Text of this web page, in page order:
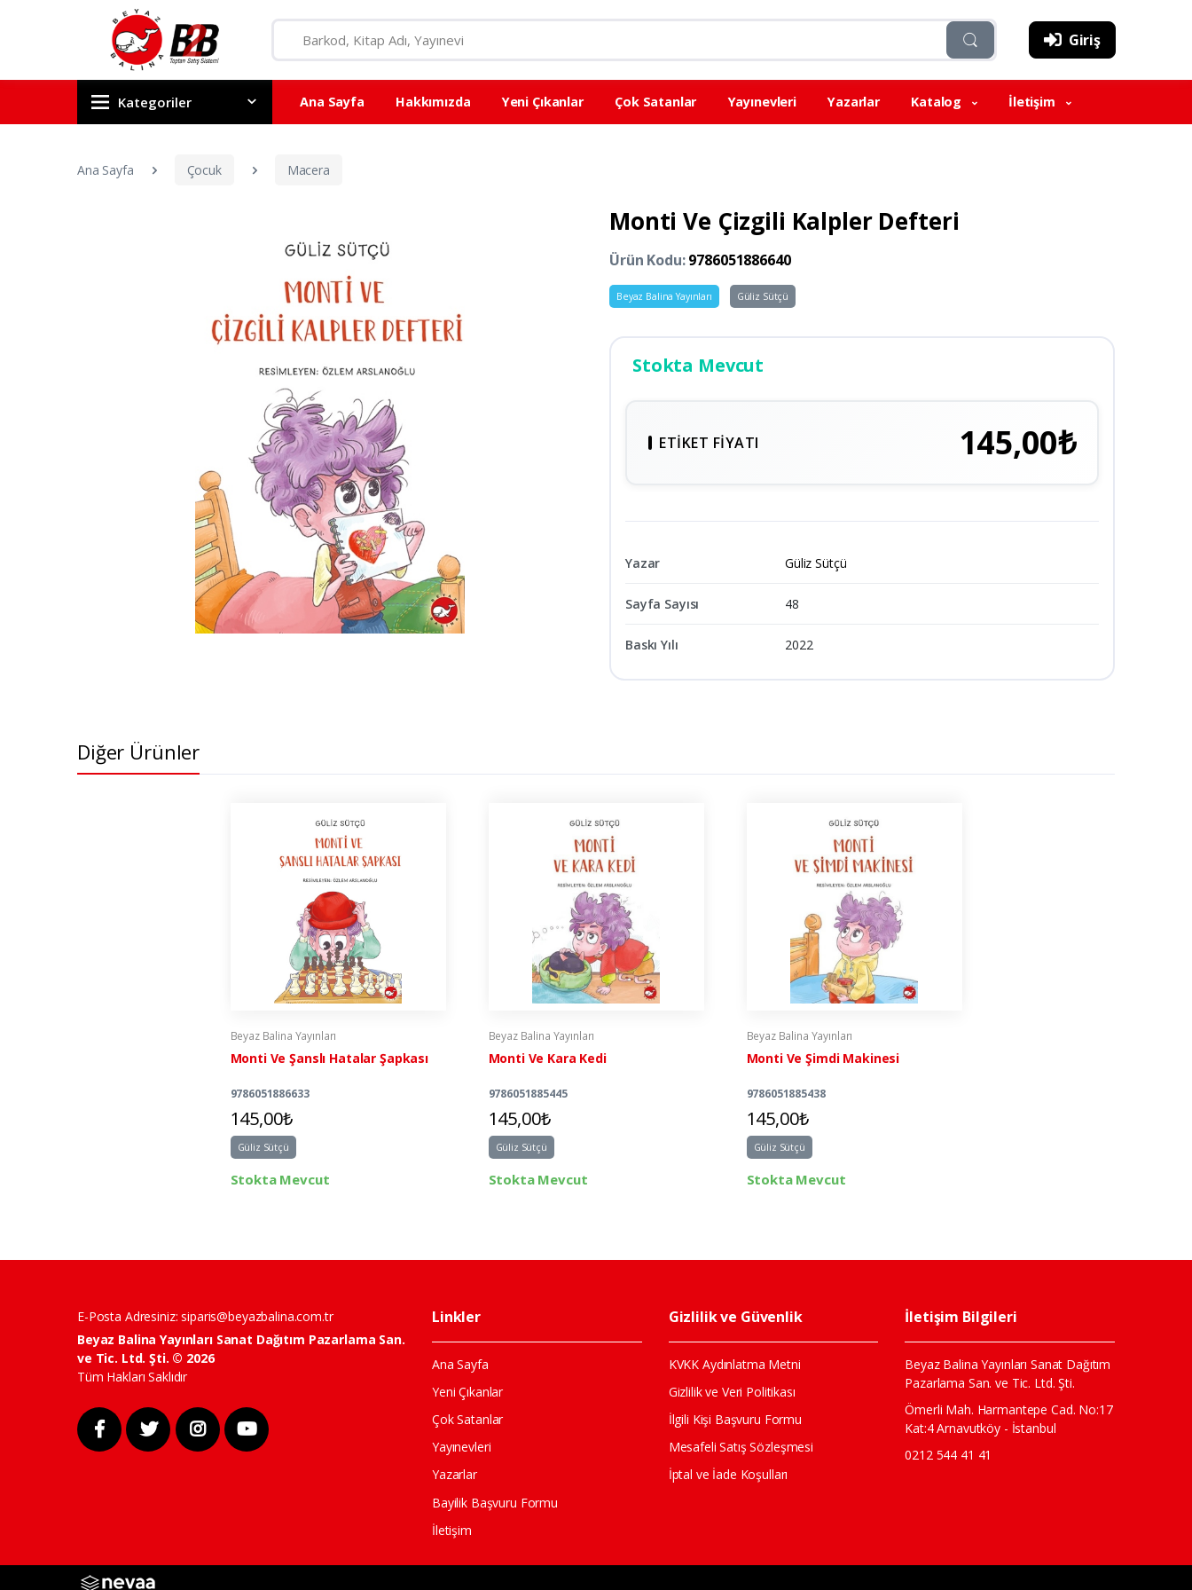
Giriş
Kategoriler Ana Sayfa Hakkımızda Yeni Çıkanlar Çok Satanlar Yayınevleri Yazarlar Katalog İletişim
Ana Sayfa Çocuk Macera
Monti Ve Çizgili Kalpler Defteri
Ürün Kodu:9786051886640
Beyaz Balina Yayınları Güliz Sütçü
Stokta Mevcut
ETIKET FIYATI 145,00₺
Yazar Güliz Sütçü
Sayfa Sayısı 48
Baskı Yılı 2022
Diğer Ürünler
Beyaz Balina Yayınları
Monti Ve Şanslı Hatalar Şapkası
9786051886633
145,00₺
Güliz Sütçü
Stokta Mevcut
Beyaz Balina Yayınları
Monti Ve Kara Kedi
9786051885445
145,00₺
Güliz Sütçü
Stokta Mevcut
Beyaz Balina Yayınları
Monti Ve Şimdi Makinesi
9786051885438
145,00₺
Güliz Sütçü
Stokta Mevcut
E-Posta Adresiniz:siparis@beyazbalina.com.tr
Beyaz Balina Yayınları Sanat Dağıtım Pazarlama San.
ve Tic. Ltd. Şti. © 2026
Tüm Hakları Saklıdır
Linkler
Ana Sayfa
Yeni Çıkanlar
Çok Satanlar
Yayınevleri
Yazarlar
Bayilik Başvuru Formu
İletişim
Gizlilik ve Güvenlik
KVKK Aydınlatma Metni
Gizlilik ve Veri Politikası
İlgili Kişi Başvuru Formu
Mesafeli Satış Sözleşmesi
İptal ve İade Koşulları
İletişim Bilgileri
Beyaz Balina Yayınları Sanat Dağıtım
Pazarlama San. ve Tic. Ltd. Şti.
Ömerli Mah. Harmantepe Cad. No:17
Kat:4 Arnavutköy - İstanbul
0212 544 41 41